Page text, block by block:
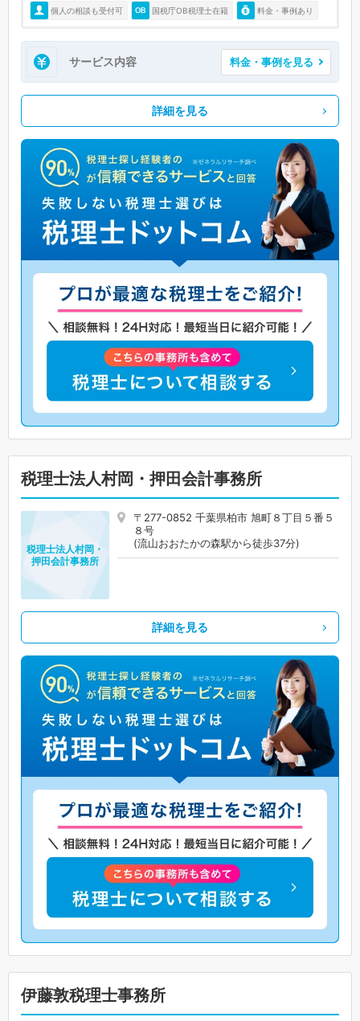
個人の相談も受付可 国税庁OB税理士在籍 料金・事例あり
サービス内容 料金・事例を見る
詳細を見る
税理士法人村岡・押田会計事務所
〒277-0852 千葉県柏市 旭町８丁目５番５
８号
(流山おおたかの森駅から徒歩37分)
税理士法人村岡・
押田会計事務所
詳細を見る
伊藤敦税理士事務所